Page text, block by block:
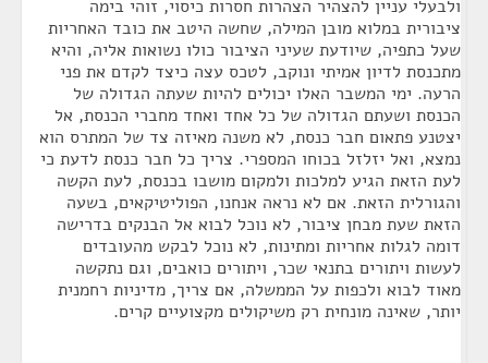
ולבעלי עניין להצהיר הצהרות חסרות כיסוי, זוהי בימה
ציבורית במלוא מובן המילה, שחשה היטב את כובד האחריות
שעל כתפיה, שיודעת שעיני הציבור כולו נשואות אליה, והיא
מתכנסת לדיון אמיתי ונוקב, לטכס עצה כיצד לקדם את פני
הרעה. ימי המשבר האלו יכולים להיות שעתה הגדולה של
הכנסת ושעתם הגדולה של כל אחד ואחד מחברי הכנסת, אל
יצטנע פתאום חבר כנסת, לא משנה מאיזה צד של המתרס הוא
נמצא, ואל יזלזל בכוחו המספרי. צריך כל חבר כנסת לדעת כי
לעת הזאת הגיע למלכות ולמקום מושבו בכנסת, לעת הקשה
והגורלית הזאת. אם לא נראה אנחנו, הפוליטיקאים, בשעה
הזאת שעת מבחן ציבור, לא נוכל לבוא אל הבנקים בדרישה
דומה לגלות אחריות ומתינות, לא נוכל לבקש מהעובדים
לעשות ויתורים בתנאי שכר, ויתורים כואבים, וגם נתקשה
מאוד לבוא ולכפות על הממשלה, אם צריך, מדיניות רחמנית
יותר, שאינה מונחית רק משיקולים מקצועיים קרים.